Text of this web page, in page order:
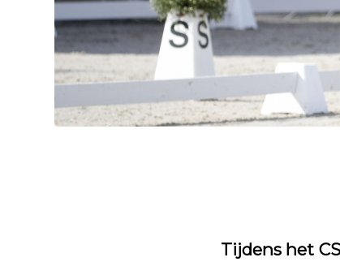
Tijdens het